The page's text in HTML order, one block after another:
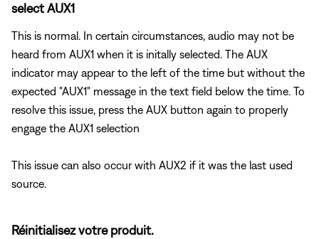
select AUX1
This is normal. In certain circumstances, audio may not be
heard from AUX1 when it is initally selected. The AUX
indicator may appear to the left of the time but without the
expected "AUX1" message in the text field below the time. To
resolve this issue, press the AUX button again to properly
engage the AUX1 selection
This issue can also occur with AUX2 if it was the last used
source.
Réinitialisez votre produit.